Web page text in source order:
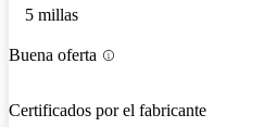
5 millas
Buena oferta
Certificados por el fabricante